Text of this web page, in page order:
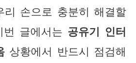
리 손으로 충분히 해결할
글에서는 공유기 인터
상황에서 반드시 점검해